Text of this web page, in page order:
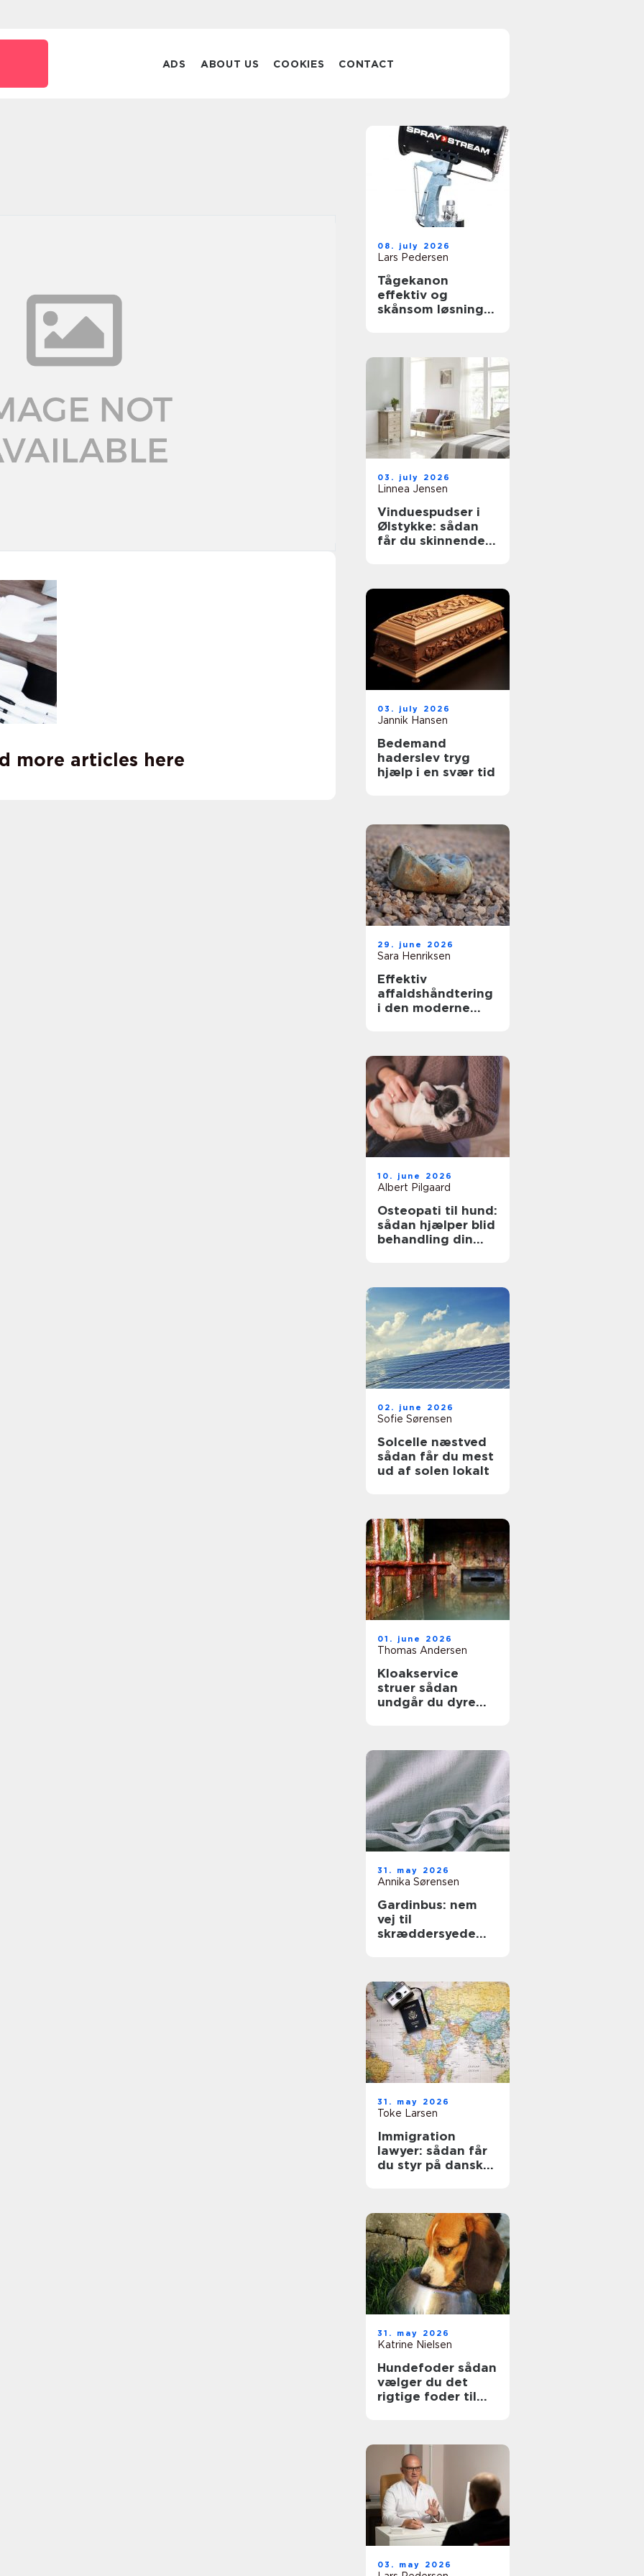
ADS ABOUT US COOKIES CONTACT
more articles here
08. july 2026
Lars Pedersen
Tågekanon
effektiv og
skånsom løsning
03. july 2026
Linnea Jensen
Vinduespudser i
Ølstykke: sådan
får du skinnende
03. july 2026
Jannik Hansen
Bedemand
haderslev tryg
hjælp i en svær tid
29. june 2026
Sara Henriksen
Effektiv
affaldshåndtering
i den moderne
10. june 2026
Albert Pilgaard
Osteopati til hund:
sådan hjælper blid
behandling din
02. june 2026
Sofie Sørensen
Solcelle næstved
sådan får du mest
ud af solen lokalt
01. june 2026
Thomas Andersen
Kloakservice
struer sådan
undgår du dyre
31. may 2026
Annika Sørensen
Gardinbus: nem
vej til
skræddersyede
31. may 2026
Toke Larsen
Immigration
lawyer: sådan får
du styr på dansk
31. may 2026
Katrine Nielsen
Hundefoder sådan
vælger du det
rigtige foder til
03. may 2026